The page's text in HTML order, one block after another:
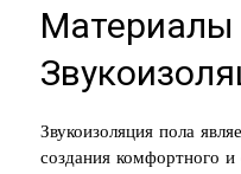
Звукоизоляция пола
создания комфортного и